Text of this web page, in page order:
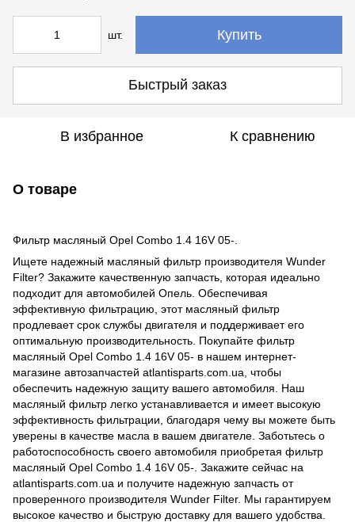
шт. Купить
Быстрый заказ
В избранное К сравнению
О товаре
Фильтр масляный Opel Combo 1.4 16V 05-.
Ищете надежный масляный фильтр производителя Wunder
Filter? Закажите качественную запчасть, которая идеально
подходит для автомобилей Опель. Обеспечивая
эффективную фильтрацию, этот масляный фильтр
продлевает срок службы двигателя и поддерживает его
оптимальную производительность. Покупайте фильтр
масляный Opel Combo 1.4 16V 05- в нашем интернет-
магазине автозапчастей atlantisparts.com.ua, чтобы
обеспечить надежную защиту вашего автомобиля. Наш
масляный фильтр легко устанавливается и имеет высокую
эффективность фильтрации, благодаря чему вы можете быть
уверены в качестве масла в вашем двигателе. Заботьтесь о
работоспособность своего автомобиля приобретая фильтр
масляный Opel Combo 1.4 16V 05-. Закажите сейчас на
atlantisparts.com.ua и получите надежную запчасть от
проверенного производителя Wunder Filter. Мы гарантируем
высокое качество и быструю доставку для вашего удобства.